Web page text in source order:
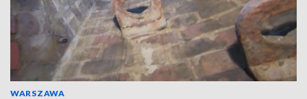
WARSZAWA